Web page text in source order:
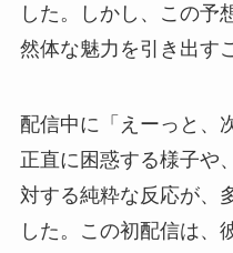
した。しかし、この予
然体な魅力を引き出す
配信中に「えーっと、
正直に困惑する様子や
対する純粋な反応が、
した。この初配信は、